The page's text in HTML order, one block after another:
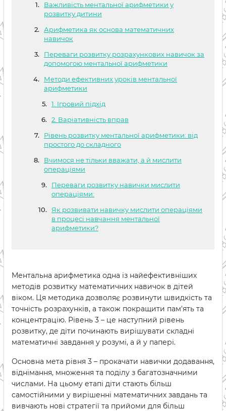
Важливість ментальної арифметики у
розвитку дитини
Арифметика як основа математичних
навичок
Переваги розвитку розрахункових навичок за
допомогою ментальної арифметики
Методи ефективних уроків ментальної
арифметики
1. Ігровий підхід
2. Варіативність вправ
Рівень розвитку ментальної арифметики: від
простого до складного
Вчимося не тільки вважати, а й мислити
операціями
Переваги розвитку навички мислити
операціями:
Як розвивати навичку мислити операціями
в процесі навчання ментальної
арифметики?
Ментальна арифметика одна із найефективніших
методів розвитку математичних навичок в дітей
віком. Ця методика дозволяє розвинути швидкість та
точність розрахунків, а також покращити пам'ять та
концентрацію. Рівень 3 – це наступний рівень
розвитку, де діти починають вирішувати складні
математичні завдання у розумі, а й у папері.
Основна мета рівня 3 – прокачати навички додавання,
віднімання, множення та поділу з багатозначними
числами. На цьому етапі діти стають більш
самостійними у вирішенні математичних завдань та
вивчають нові стратегії та прийоми для більш